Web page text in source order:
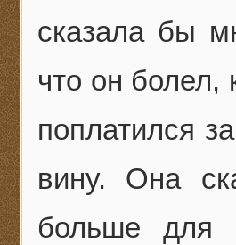
сказала бы
что он болел,
поплатился
вину. Она
больше для